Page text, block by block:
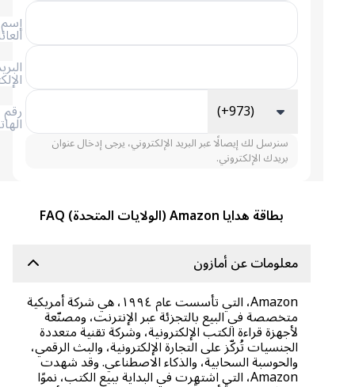
العائلة
الإلكتروني
الهاتف (+973)
سنرسل لك إيصالًا عبر البريد الإلكتروني، يرجى إدخال عنوان
بريدك الإلكتروني.
بطاقة هدايا Amazon (الولايات المتحدة) FAQ
معلومات عن أمازون
Amazon، التي تأسست عام ١٩٩٤، هي شركة أمريكية
متخصصة في البيع بالتجزئة عبر الإنترنت، ومصنّعة
لأجهزة قراءة الكتب الإلكترونية، وشركة تقنية متعددة
الجنسيات تُركّز على التجارة الإلكترونية، والبث الرقمي،
والحوسبة السحابية، والذكاء الاصطناعي. وقد شهدت
Amazon، التي اشتهرت في البداية ببيع الكتب، نموًا